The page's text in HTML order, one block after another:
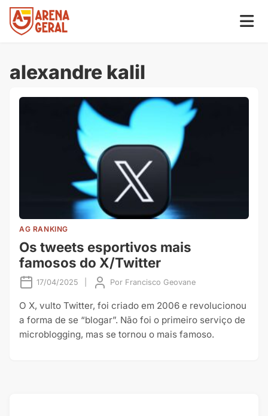
alexandre kalil
AG RANKING
Os tweets esportivos mais
famosos do X/Twitter
17/04/2025 Por Francisco Geovane
O X, vulto Twitter, foi criado em 2006 e revolucionou
a forma de se “blogar”. Não foi o primeiro serviço de
microblogging, mas se tornou o mais famoso.